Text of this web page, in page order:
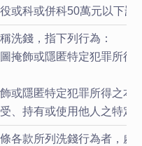
或科或併科50萬元以下罰
洗錢，指下列行為：
掩飾或隱匿特定犯罪所得
或隱匿特定犯罪所得之本
、持有或使用他人之特定
各款所列洗錢行為者，處